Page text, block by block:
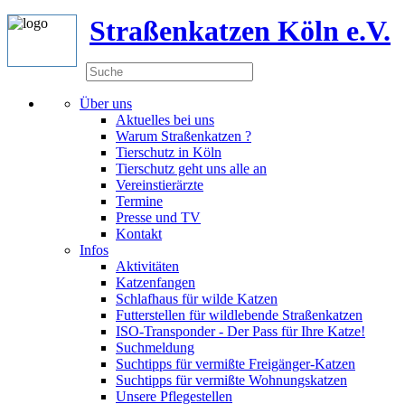
Straßenkatzen Köln e.V.
Über uns
Aktuelles bei uns
Warum Straßenkatzen ?
Tierschutz in Köln
Tierschutz geht uns alle an
Vereinstierärzte
Termine
Presse und TV
Kontakt
Infos
Aktivitäten
Katzenfangen
Schlafhaus für wilde Katzen
Futterstellen für wildlebende Straßenkatzen
ISO-Transponder - Der Pass für Ihre Katze!
Suchmeldung
Suchtipps für vermißte Freigänger-Katzen
Suchtipps für vermißte Wohnungskatzen
Unsere Pflegestellen